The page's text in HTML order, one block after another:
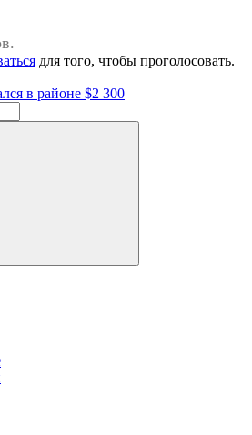
для того, чтобы проголосовать.
в районе $2 300